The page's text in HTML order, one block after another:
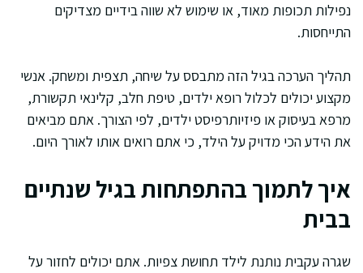
נפילות תכופות מאוד, או שימוש לא שווה בידיים מצדיקים
התייחסות.
תהליך הערכה בגיל הזה מתבסס על שיחה, תצפית ומשחק. אנשי
מקצוע יכולים לכלול רופא ילדים, טיפת חלב, קלינאי תקשורת,
מרפא בעיסוק או פיזיותרפיסט ילדים, לפי הצורך. אתם מביאים
את הידע הכי מדויק על הילד, כי אתם רואים אותו לאורך היום.
איך לתמוך בהתפתחות בגיל שנתיים
בבית
שגרה עקבית נותנת לילד תחושת צפיות. אתם יכולים לחזור על